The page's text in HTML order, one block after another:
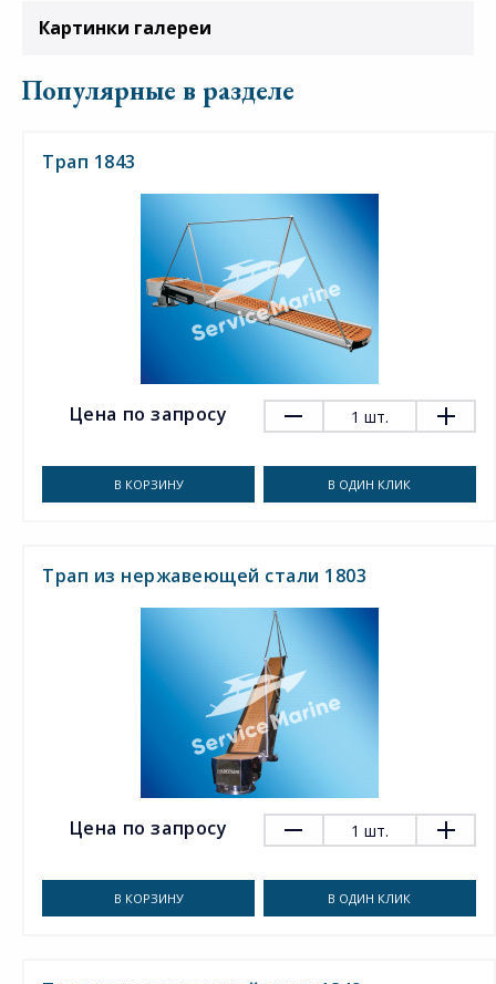
Картинки галереи
Популярные в разделе
Трап 1843
Цена по запросу 1 шт.
В КОРЗИНУ В ОДИН КЛИК
Трап из нержавеющей стали 1803
Цена по запросу 1 шт.
В КОРЗИНУ В ОДИН КЛИК